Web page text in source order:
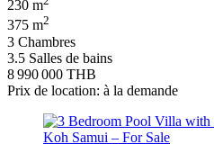
230 m
375 m2
3 Chambres
3.5 Salles de bains
8 990 000 THB
Prix de location: à la demande